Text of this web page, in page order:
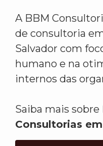
A BBM
de consultoria
Salvador com
humano e na
internos das
Saiba mais sobre
Consultorias